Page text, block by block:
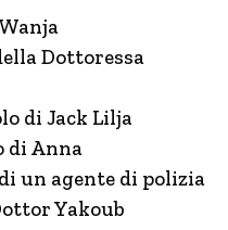
Dottoressa
di Jack Lilja
di Anna
un agente di polizia
Yakoub